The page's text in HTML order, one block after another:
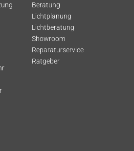
Beratung
Lichtplanung
Lichtberatung
Showroom
Reparaturservice
Ratgeber